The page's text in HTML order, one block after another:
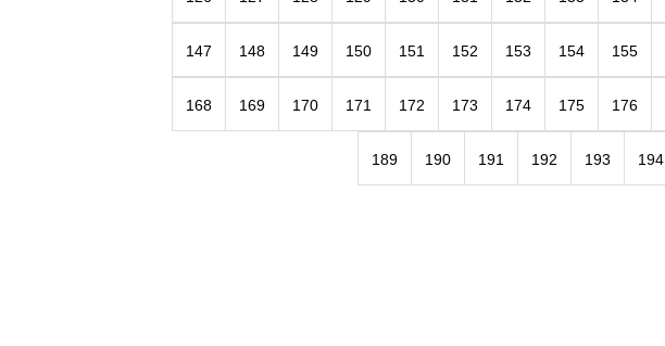
147 148 149 150 151 152 153 154 155
168 169 170 171 172 173 174 175 176
189 190 191 192 193 194